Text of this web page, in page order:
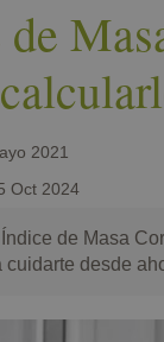
2021
Oct 2024
de Masa
cuidarte desde